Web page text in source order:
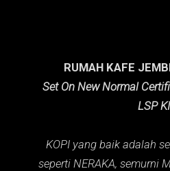
RUMAH KAFE
Set On New Normal
LSP KI
KOPI yang baik adalah
seperti NERAKA, semurni